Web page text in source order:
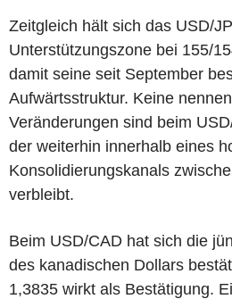
Zeitgleich hält sich das USD/
Unterstützungszone bei 155/
damit seine seit September
Aufwärtsstruktur. Keine
Veränderungen sind beim
der weiterhin innerhalb eines
Konsolidierungskanals
verbleibt.
Beim USD/CAD hat sich die
des kanadischen Dollars
1,3835 wirkt als Bestätigung.